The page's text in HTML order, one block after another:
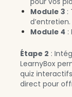
Module 3 :
d’entretien.
Module 4 :
Étape 2 :
LearnyBox
quiz
direct pour